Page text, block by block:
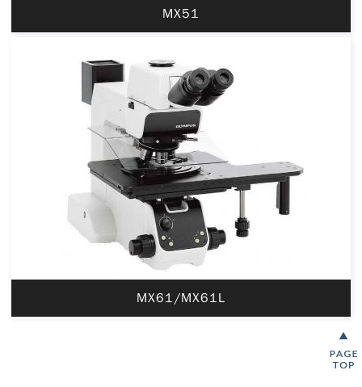
MX51
MX61/MX61L